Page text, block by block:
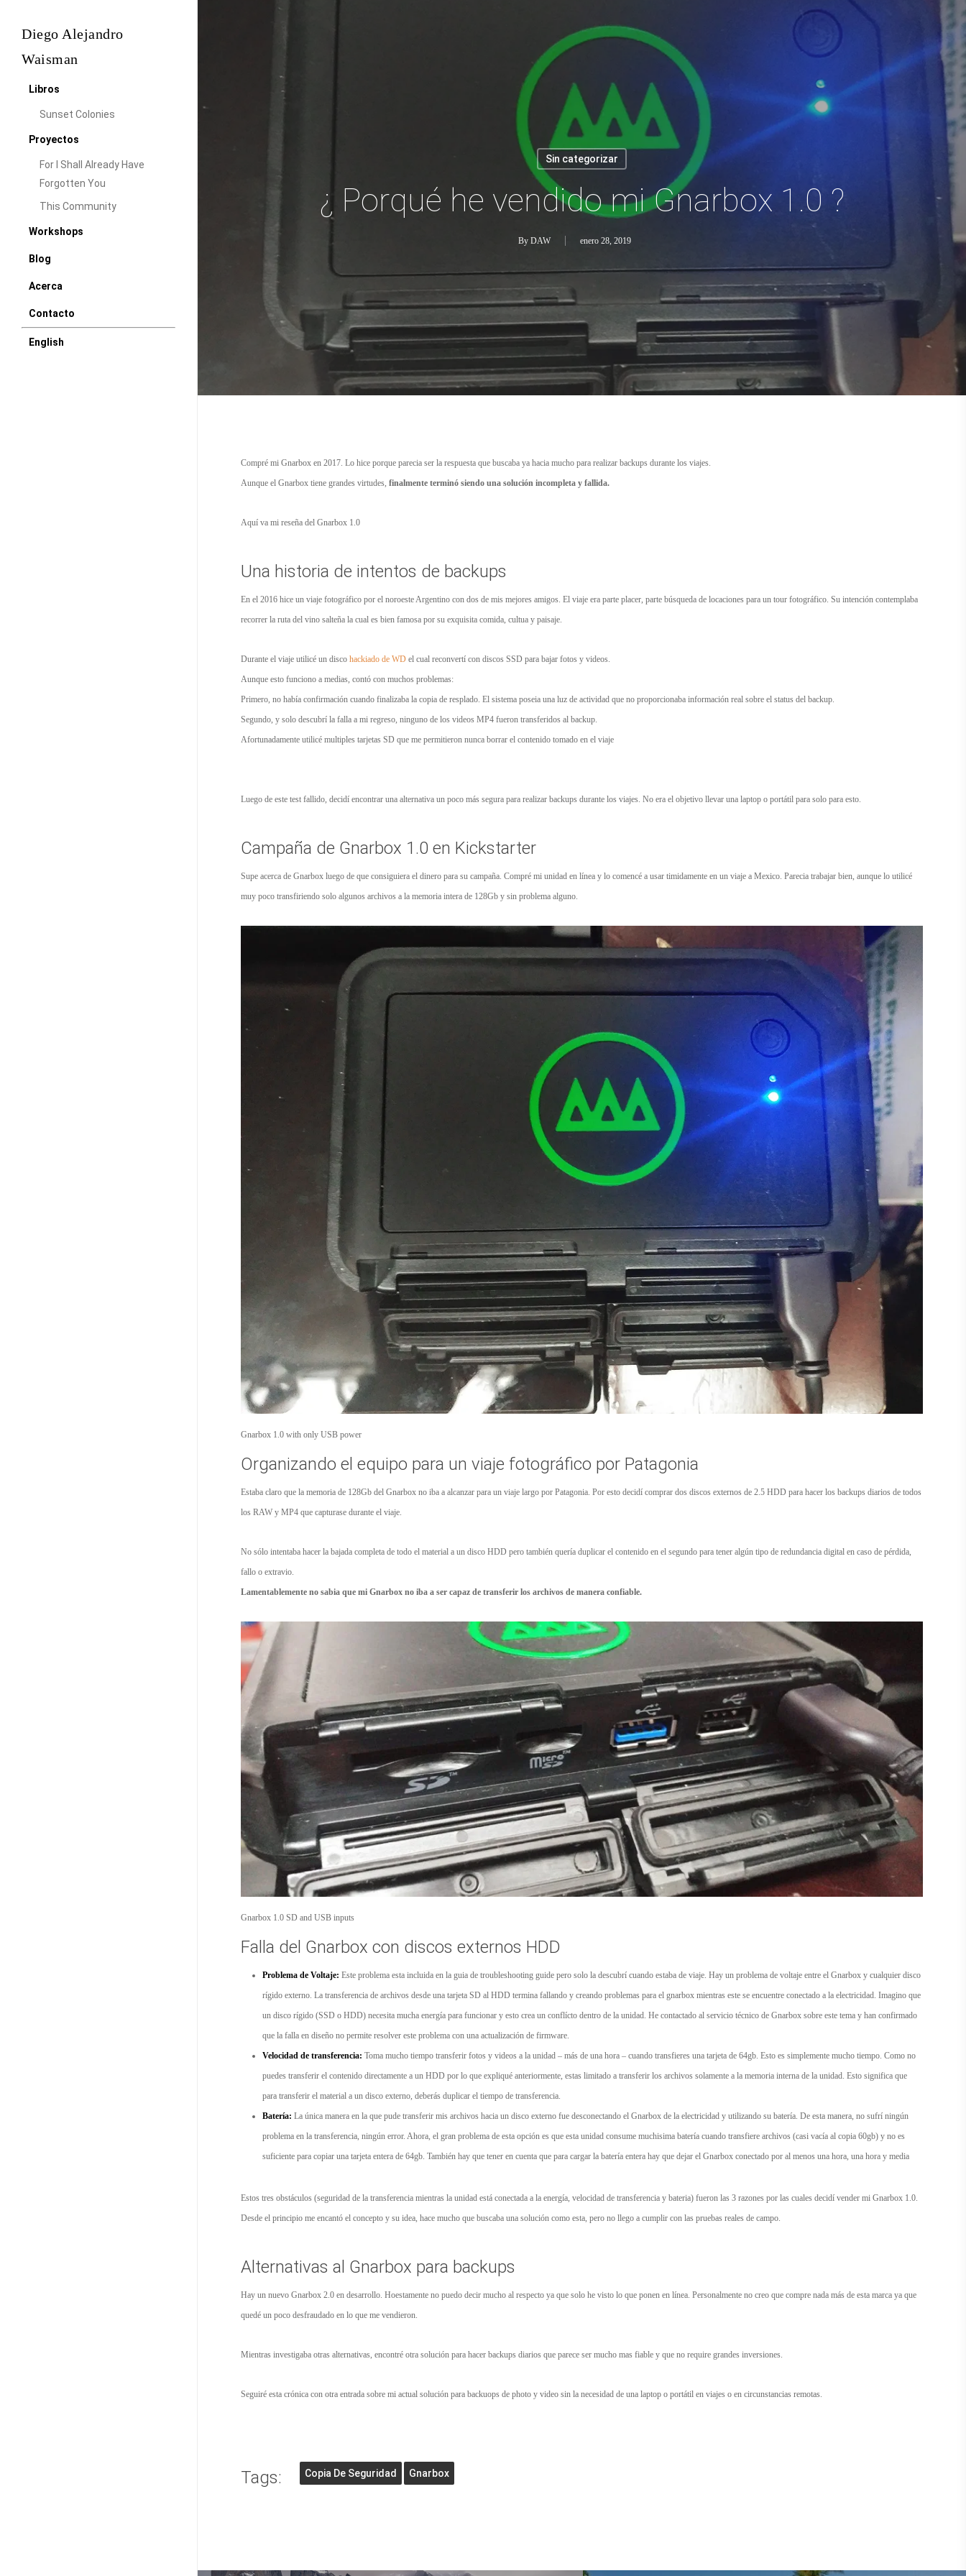
Diego Alejandro
Waisman
Libros
Sunset Colonies
Proyectos
For I Shall Already Have
Forgotten You
This Community
Workshops
Blog
Acerca
Contacto
English
Sin categorizar
¿ Porqué he vendido mi Gnarbox 1.0 ?
By DAW enero 28, 2019
Compré mi Gnarbox en 2017. Lo hice porque parecia ser la respuesta que buscaba ya hacia mucho para realizar backups durante los viajes.
Aunque el Gnarbox tiene grandes virtudes, finalmente terminó siendo una solución incompleta y fallida.
Aquí va mi reseña del Gnarbox 1.0
Una historia de intentos de backups
En el 2016 hice un viaje fotográfico por el noroeste Argentino con dos de mis mejores amigos. El viaje era parte placer, parte búsqueda de locaciones para un tour fotográfico. Su intención contemplaba
recorrer la ruta del vino salteña la cual es bien famosa por su exquisita comida, cultua y paisaje.
Durante el viaje utilicé un disco hackiado de WD el cual reconvertí con discos SSD para bajar fotos y videos.
Aunque esto funciono a medias, contó con muchos problemas:
Primero, no había confirmación cuando finalizaba la copia de resplado. El sistema poseia una luz de actividad que no proporcionaba información real sobre el status del backup.
Segundo, y solo descubrí la falla a mi regreso, ninguno de los videos MP4 fueron transferidos al backup.
Afortunadamente utilicé multiples tarjetas SD que me permitieron nunca borrar el contenido tomado en el viaje
Luego de este test fallido, decidí encontrar una alternativa un poco más segura para realizar backups durante los viajes. No era el objetivo llevar una laptop o portátil para solo para esto.
Campaña de Gnarbox 1.0 en Kickstarter
Supe acerca de Gnarbox luego de que consiguiera el dinero para su campaña. Compré mi unidad en línea y lo comencé a usar timidamente en un viaje a Mexico. Parecia trabajar bien, aunque lo utilicé
muy poco transfiriendo solo algunos archivos a la memoria intera de 128Gb y sin problema alguno.
Gnarbox 1.0 with only USB power
Organizando el equipo para un viaje fotográfico por Patagonia
Estaba claro que la memoria de 128Gb del Gnarbox no iba a alcanzar para un viaje largo por Patagonia. Por esto decidí comprar dos discos externos de 2.5 HDD para hacer los backups diarios de todos
los RAW y MP4 que capturase durante el viaje.
No sólo intentaba hacer la bajada completa de todo el material a un disco HDD pero también quería duplicar el contenido en el segundo para tener algún tipo de redundancia digital en caso de pérdida,
fallo o extravio.
Lamentablemente no sabia que mi Gnarbox no iba a ser capaz de transferir los archivos de manera confiable.
Gnarbox 1.0 SD and USB inputs
Falla del Gnarbox con discos externos HDD
Problema de Voltaje: Este problema esta incluida en la guia de troubleshooting guide pero solo la descubrí cuando estaba de viaje. Hay un problema de voltaje entre el Gnarbox y cualquier disco
rígido externo. La transferencia de archivos desde una tarjeta SD al HDD termina fallando y creando problemas para el gnarbox mientras este se encuentre conectado a la electricidad. Imagino que
un disco rígido (SSD o HDD) necesita mucha energía para funcionar y esto crea un conflícto dentro de la unidad. He contactado al servicio técnico de Gnarbox sobre este tema y han confirmado
que la falla en diseño no permite resolver este problema con una actualización de firmware.
Velocidad de transferencia: Toma mucho tiempo transferir fotos y videos a la unidad – más de una hora – cuando transfieres una tarjeta de 64gb. Esto es simplemente mucho tiempo. Como no
puedes transferir el contenido directamente a un HDD por lo que expliqué anteriormente, estas limitado a transferir los archivos solamente a la memoria interna de la unidad. Esto significa que
para transferir el material a un disco externo, deberás duplicar el tiempo de transferencia.
Batería: La única manera en la que pude transferir mis archivos hacia un disco externo fue desconectando el Gnarbox de la electricidad y utilizando su batería. De esta manera, no sufrí ningún
problema en la transferencia, ningún error. Ahora, el gran problema de esta opción es que esta unidad consume muchisima batería cuando transfiere archivos (casi vacía al copia 60gb) y no es
suficiente para copiar una tarjeta entera de 64gb. También hay que tener en cuenta que para cargar la batería entera hay que dejar el Gnarbox conectado por al menos una hora, una hora y media
Estos tres obstáculos (seguridad de la transferencia mientras la unidad está conectada a la energía, velocidad de transferencia y bateria) fueron las 3 razones por las cuales decidí vender mi Gnarbox 1.0.
Desde el principio me encantó el concepto y su idea, hace mucho que buscaba una solución como esta, pero no llego a cumplir con las pruebas reales de campo.
Alternativas al Gnarbox para backups
Hay un nuevo Gnarbox 2.0 en desarrollo. Hoestamente no puedo decir mucho al respecto ya que solo he visto lo que ponen en línea. Personalmente no creo que compre nada más de esta marca ya que
quedé un poco desfraudado en lo que me vendieron.
Mientras investigaba otras alternativas, encontré otra solución para hacer backups diarios que parece ser mucho mas fiable y que no require grandes inversiones.
Seguiré esta crónica con otra entrada sobre mi actual solución para backuops de photo y video sin la necesidad de una laptop o portátil en viajes o en circunstancias remotas.
Tags: Copia De Seguridad Gnarbox